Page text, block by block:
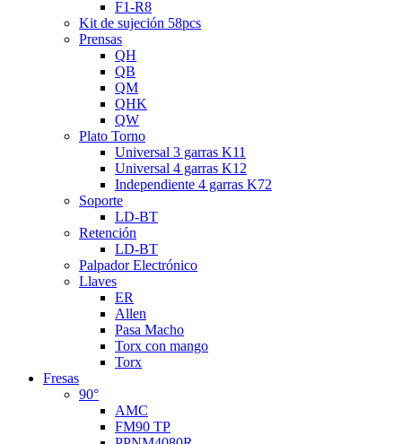
F1-R8
Kit de sujeción 58pcs
Prensas
QH
QB
QM
QHK
QW
Plato Torno
Universal 3 garras K11
Universal 4 garras K12
Independiente 4 garras K72
Soporte
LD-BT
Retención
LD-BT
Palpador Electrónico
Llaves
ER
Allen
Pasa Macho
Torx con mango
Torx
Fresas
90°
AMC
FM90 TP